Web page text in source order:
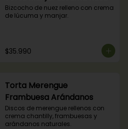
Bizcocho de nuez relleno con crema
de lúcuma y manjar.
$35.990
Torta Merengue
Frambuesa Arándanos
Discos de merengue rellenos con
crema chantilly, frambuesas y
arándanos naturales.